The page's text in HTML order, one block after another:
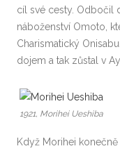
cíl své cesty. Odbočil
náboženství Omoto,
Charismatický
dojem a tak zůstal v
1921, Morihei Ueshiba
Když Morihei